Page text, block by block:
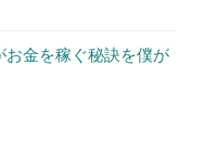
金を稼ぐ秘訣を僕が